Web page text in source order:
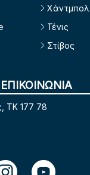
Χάντμπολ
Τένις
Στίβος
ΕΠΙΚΟΙΝΩΝΙΑ
TK 177 78